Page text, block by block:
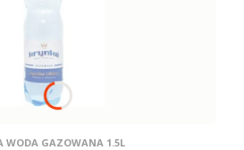
WODA GAZOWANA 1.5L